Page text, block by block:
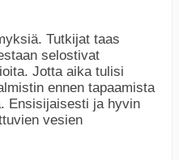
Tutkijat taas
selostivat
Jotta aika tulisi
ennen tapaamista
Ensisijaisesti ja hyvin
vesien